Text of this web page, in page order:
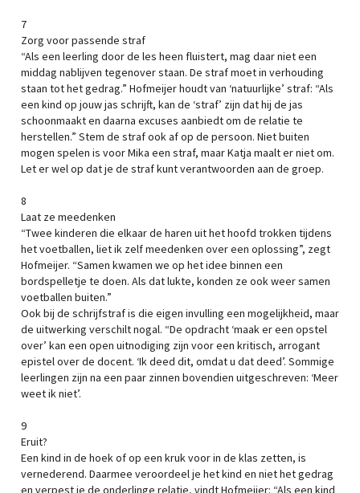
7
Zorg voor passende straf
“Als een leerling door de les heen fluistert, mag daar niet een
middag nablijven tegenover staan. De straf moet in verhouding
staan tot het gedrag.” Hofmeijer houdt van ‘natuurlijke’ straf: “Als
een kind op jouw jas schrijft, kan de ‘straf’ zijn dat hij de jas
schoonmaakt en daarna excuses aanbiedt om de relatie te
herstellen.” Stem de straf ook af op de persoon. Niet buiten
mogen spelen is voor Mika een straf, maar Katja maalt er niet om.
Let er wel op dat je de straf kunt verantwoorden aan de groep.
8
Laat ze meedenken
“Twee kinderen die elkaar de haren uit het hoofd trokken tijdens
het voetballen, liet ik zelf meedenken over een oplossing”, zegt
Hofmeijer. “Samen kwamen we op het idee binnen een
bordspelletje te doen. Als dat lukte, konden ze ook weer samen
voetballen buiten.”
Ook bij de schrijfstraf is die eigen invulling een mogelijkheid, maar
de uitwerking verschilt nogal. “De opdracht ‘maak er een opstel
over’ kan een open uitnodiging zijn voor een kritisch, arrogant
epistel over de docent. ‘Ik deed dit, omdat u dat deed’. Sommige
leerlingen zijn na een paar zinnen bovendien uitgeschreven: ‘Meer
weet ik niet’.
9
Eruit?
Een kind in de hoek of op een kruk voor in de klas zetten, is
vernederend. Daarmee veroordeel je het kind en niet het gedrag
en verpest je de onderlinge relatie, vindt Hofmeijer: “Als een kind